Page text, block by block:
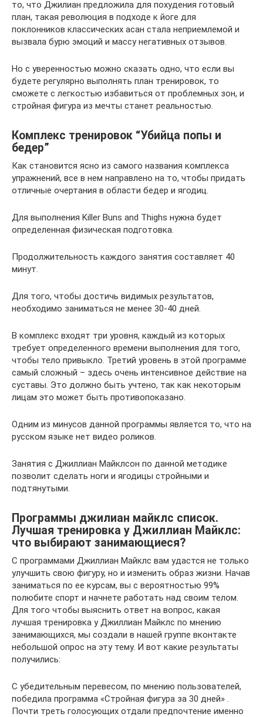
то, что Джилиан предложила для похудения готовый
план, такая революция в подходе к йоге для
поклонников классических асан стала неприемлемой и
вызвала бурю эмоций и массу негативных отзывов.
Но с уверенностью можно сказать одно, что если вы
будете регулярно выполнять план тренировок, то
сможете с легкостью избавиться от проблемных зон, и
стройная фигура из мечты станет реальностью.
Комплекс тренировок “Убийца попы и
бедер”
Как становится ясно из самого названия комплекса
упражнений, все в нем направлено на то, чтобы придать
отличные очертания в области бедер и ягодиц.
Для выполнения Killer Buns and Thighs нужна будет
определенная физическая подготовка.
Продолжительность каждого занятия составляет 40
минут.
Для того, чтобы достичь видимых результатов,
необходимо заниматься не менее 30-40 дней.
В комплекс входят три уровня, каждый из которых
требует определенного времени выполнения для того,
чтобы тело привыкло. Третий уровень в этой программе
самый сложный – здесь очень интенсивное действие на
суставы. Это должно быть учтено, так как некоторым
лицам это может быть противопоказано.
Одним из минусов данной программы является то, что на
русском языке нет видео роликов.
Занятия с Джиллиан Майклсон по данной методике
позволит сделать ноги и ягодицы стройными и
подтянутыми.
Программы джилиан майклс список.
Лучшая тренировка у Джиллиан Майклс:
что выбирают занимающиеся?
С программами Джиллиан Майклс вам удастся не только
улучшить свою фигуру, но и изменить образ жизни. Начав
заниматься по ее курсам, вы с вероятностью 99%
полюбите спорт и начнете работать над своим телом.
Для того чтобы выяснить ответ на вопрос, какая
лучшая тренировка у Джиллиан Майклс по мнению
занимающихся, мы создали в нашей группе вконтакте
небольшой опрос на эту тему. И вот какие результаты
получились:
С убедительным перевесом, по мнению пользователей,
победила программа «Стройная фигура за 30 дней» .
Почти треть голосующих отдали предпочтение именно